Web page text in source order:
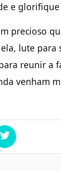
e glorifique
precioso
lute para
reunir a
venham